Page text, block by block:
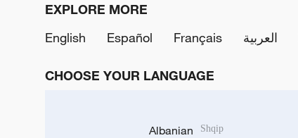
EXPLORE MORE
English
Español Français العربية
CHOOSE YOUR LANGUAGE
Albanian Shqip